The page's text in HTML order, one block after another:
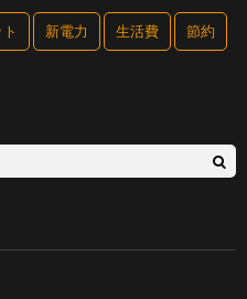
新電力 生活費 節約